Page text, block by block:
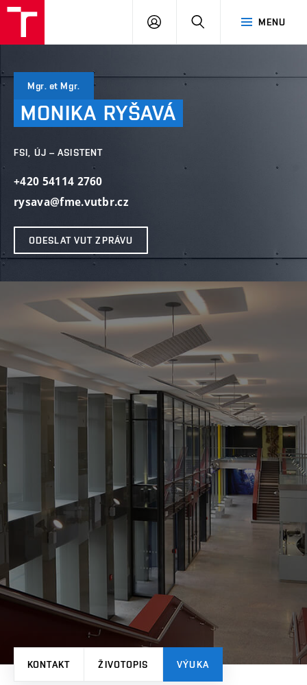
MENU
PŘIHLÁSIT
Mgr. et Mgr.
MONIKA RYŠAVÁ
FSI, ÚJ – ASISTENT
+420 54114 2760
rysava@fme.vutbr.cz
ODESLAT VUT ZPRÁVU
KONTAKT ŽIVOTOPIS VÝUKA